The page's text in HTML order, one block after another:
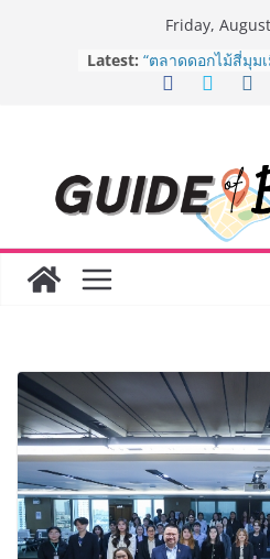
Friday,
Latest: “ตลาดดอกไม้สี่มุม
สด ดอกไม้ประดิษ
ครั้งแรกของไทย ส่
“CE-7 MATCH”
สำรวจดวงจันทร์
8.8 “ซูเลียน” รว
ประเทศ จัดประชุ
อร่อย ยกเมนูระดั
ราชวงศ์” พุ่งทะยา
BEDO เดินหน้าจั
“BIO TRADE
ระดับผลิตภัณฑ์ท้อ
พาณิชย์อย่างยั่งยืน